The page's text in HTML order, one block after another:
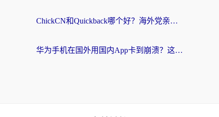
ChickCN和Quickback哪个好？海外党亲测回国加速器，轻松解锁国内资源（附避坑指南）
华为手机在国外用国内App卡到崩溃？这篇加速器指南帮你无缝刷剧打游戏